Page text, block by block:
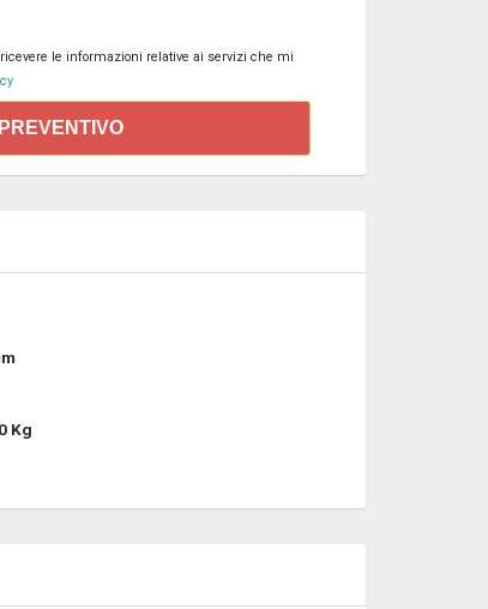
le informazioni relative ai servizi che mi
Kg